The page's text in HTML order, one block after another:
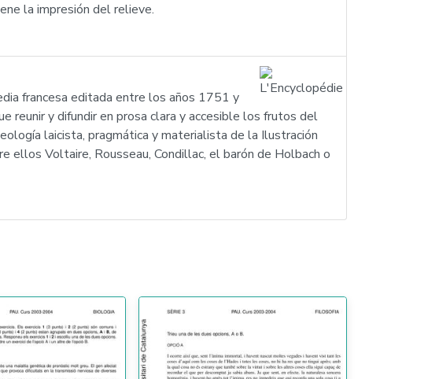
la impresión del relieve.
francesa editada entre los años 1751 y
reunir y difundir en prosa clara y accesible los frutos del
laicista, pragmática y materialista de la Ilustración
ellos Voltaire, Rousseau, Condillac, el barón de Holbach o